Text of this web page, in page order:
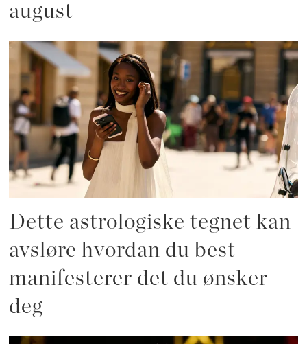
august
Dette astrologiske tegnet kan
avsløre hvordan du best
manifesterer det du ønsker
deg